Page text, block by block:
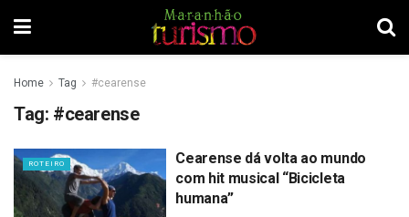
Home Tag #cearense
Tag: #cearense
ROTEIRO
Cearense dá volta ao mundo
com hit musical “Bicicleta
humana”